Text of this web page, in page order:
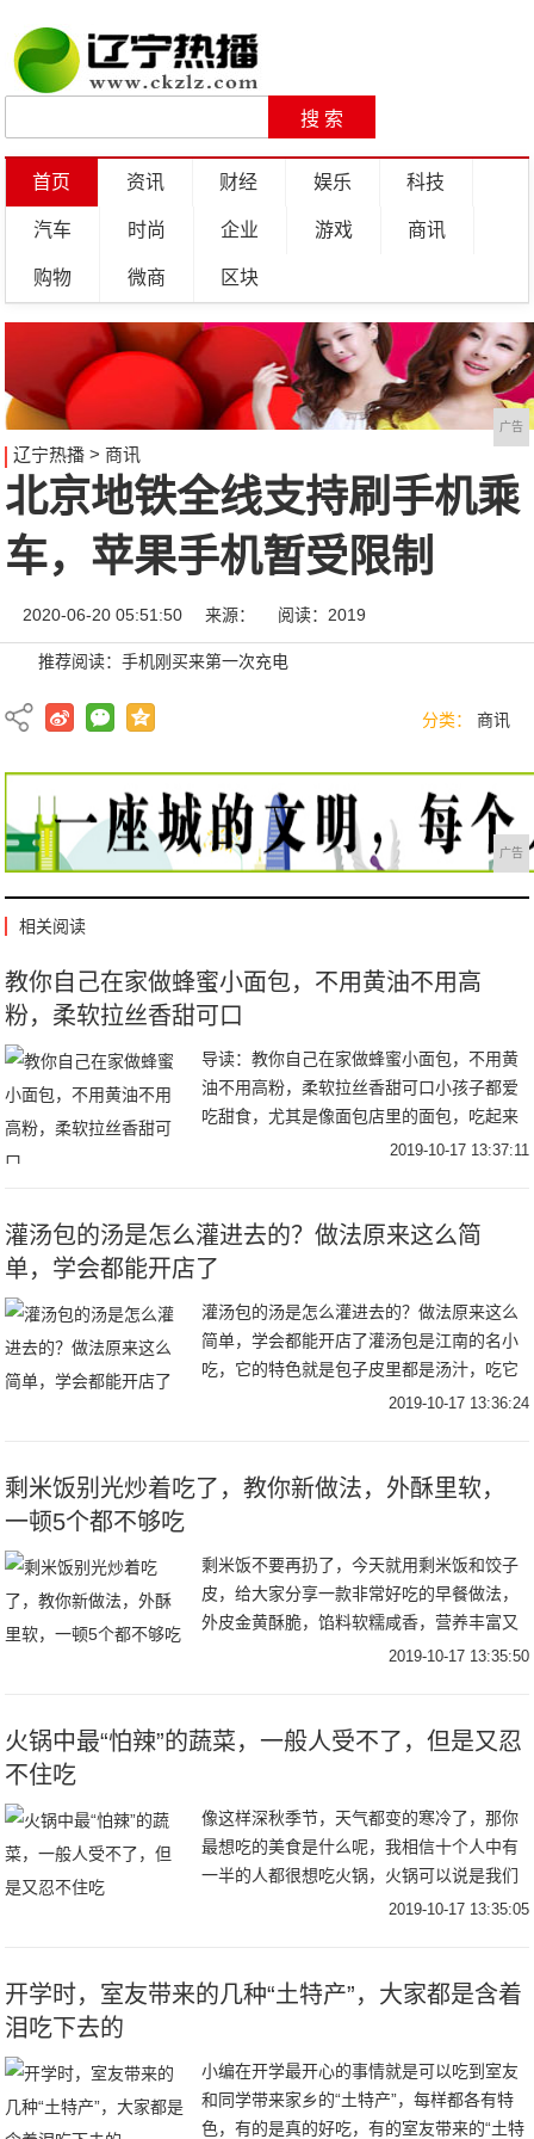
首页 资讯 财经 娱乐 科技
汽车 时尚 企业 游戏 商讯
购物 微商 区块
广告
辽宁热播> 商讯
北京地铁全线支持刷手机乘
车，苹果手机暂受限制
2020-06-20 05:51:50 来源： 阅读：2019
推荐阅读：手机刚买来第一次充电
分类： 商讯
广告
相关阅读
教你自己在家做蜂蜜小面包，不用黄油不用高
粉，柔软拉丝香甜可口
导读：教你自己在家做蜂蜜小面包，不用黄
油不用高粉，柔软拉丝香甜可口小孩子都爱
吃甜食，尤其是像面包店里的面包，吃起来
非常的香甜可口，而且又比较松软，所以深
2019-10-17 13:37:11
灌汤包的汤是怎么灌进去的？做法原来这么简
单，学会都能开店了
灌汤包的汤是怎么灌进去的？做法原来这么
简单，学会都能开店了灌汤包是江南的名小
吃，它的特色就是包子皮里都是汤汁，吃它
必须先把汤汁喝掉，然后再吃皮和馅。灌汤
2019-10-17 13:36:24
剩米饭别光炒着吃了，教你新做法，外酥里软，
一顿5个都不够吃
剩米饭不要再扔了，今天就用剩米饭和饺子
皮，给大家分享一款非常好吃的早餐做法，
外皮金黄酥脆，馅料软糯咸香，营养丰富又
美味，多做一点放冰箱冷冻，早餐2分钟就搞
2019-10-17 13:35:50
火锅中最“怕辣”的蔬菜，一般人受不了，但是又忍
不住吃
像这样深秋季节，天气都变的寒冷了，那你
最想吃的美食是什么呢，我相信十个人中有
一半的人都很想吃火锅，火锅可以说是我们
非常受欢迎的中国美食了，像是四川，重庆
2019-10-17 13:35:05
开学时，室友带来的几种“土特产”，大家都是含着
泪吃下去的
小编在开学最开心的事情就是可以吃到室友
和同学带来家乡的“土特产”，每样都各有特
色，有的是真的好吃，有的室友带来的“土特